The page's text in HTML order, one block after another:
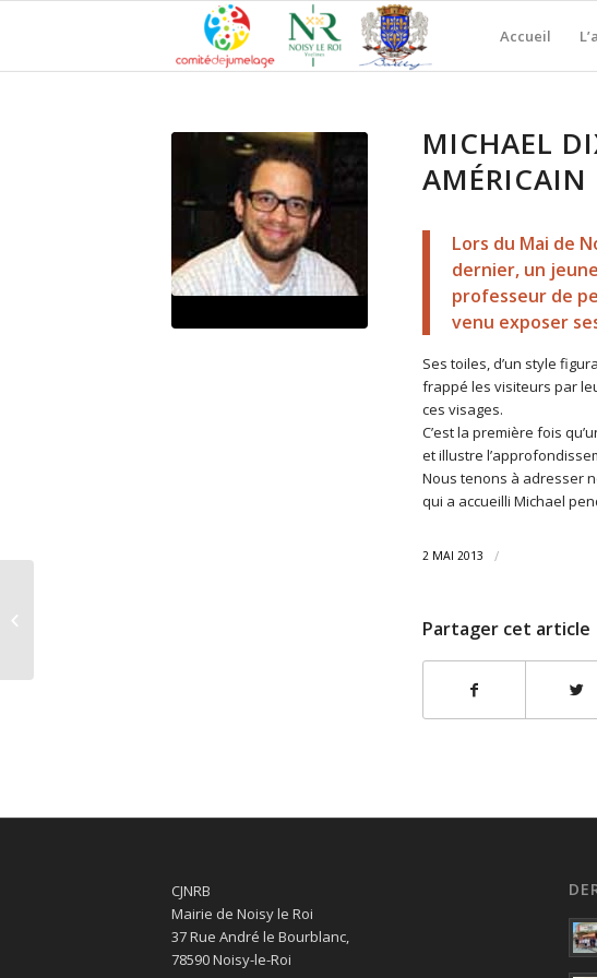
Accueil
MICHAEL
AMÉRICAIN
Lors du Mai de
dernier, un
professeur de
venu exposer
Ses toiles, d’un style
frappé les visiteurs par
ces visages.
C’est la première fois
et illustre
Nous tenons à adresser
qui a accueilli Michael
2 MAI 2013 /
Partager cet article
CJNRB
Mairie de Noisy le Roi
37 Rue André le Bourblanc,
78590 Noisy-le-Roi